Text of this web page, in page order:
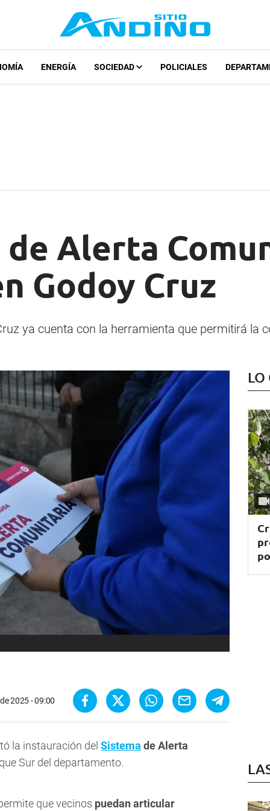
ENERGÍA SOCIEDAD POLICIALES
de Alerta
Godoy Cruz
ya cuenta con la herramienta que permitirá la
2025 - 09:00
la instauración del Sistema de Alerta
Sur del departamento.
que vecinos puedan articular
LO